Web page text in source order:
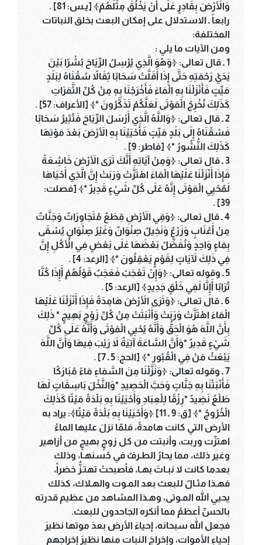
وَالأَرْضَ بِقَادِرٍ عَلَى أَنْ يَخْلُقَ مِثْلَهُمْ﴾ [يـس: 81] .
رابعاً ـ الاستدلال على إمكان البعث بخلق النباتات
المختلفة:
ومن الآيات ما يلي :
1 ـ قال تعالى: ﴿وَهُوَ الَّذِي يُرْسِلُ الرِّيَاحَ بُشْرًا بَيْنَ
يَدَيْ رَحْمَتِهِ حَتَّى إِذَا أَقَلَّتْ سَحَابًا ثِقَالاً سُقْنَاهُ لِبَلَدٍ
مَيِّتٍ فَأَنْزَلْنَا بِهِ الْمَاءَ فَأَخْرَجْنَا بِهِ مِنْ كُلِّ الثَّمَرَاتِ
كَذَلِكَ نُخْرِجُ الْمَوْتَى لَعَلَّكُمْ تَذَكَّرُونَ *﴾ [الأعراف: 57] .
2 ـ قال تعالى: ﴿وَاللَّهُ الَّذِي أَرْسَلَ الرِّيَاحَ فَتُثِيرُ سَحَابًا
فَسُقْنَاهُ إِلَى بَلَدٍ مَيِّتٍ فَأَحْيَيْنَا بِهِ الأَرْضَ بَعْدَ مَوْتِهَا
كَذَلِكَ النُّشُورُ *﴾ [فاطر: 9] .
3 ـ قال تعالى: ﴿وَمِنْ آيَاتِهِ أَنَّكَ تَرَى الأَرْضَ خَاشِعَةً
فَإِذَا أَنْزَلْنَا عَلَيْهَا الْمَاءَ اهْتَزَّتْ وَرَبَتْ إِنَّ الَّذِي أَحْيَاهَا
لَمُحْيِي الْمَوْتَى إِنَّهُ عَلَى كُلِّ شَيْءٍ قَدِيرٌ *﴾ [فصلت:
39] .
4 ـ قال تعالى: ﴿وَفِي الأَرْضِ قِطَعٌ مُتَجَاوِرَاتٌ وَجَنَّاتٌ
مِنْ أَعْنَابٍ وَزَرْعٌ وَنَخِيلٌ صِنْوَانٌ وَغَيْرُ صِنْوَانٍ يُسْقَى
بِمَاءٍ وَاحِدٍ وَنُفَضِّلُ بَعْضَهَا عَلَى بَعْضٍ فِي الأُكُلِ إِنَّ
فِي ذَلِكَ لآَيَاتٍ لِقَوْمٍ يَعْقِلُونَ *﴾ [الرعد: 4] .
5 ـ وقوله تعالى: ﴿وَإِنْ تَعْجَبْ فَعَجَبٌ قَوْلُهُمْ أَإِذَا كُنَّا
تُرَابًا أَإِنَّا لَفِي خَلْقٍ جَدِيدٍ﴾ [الرعد: 5] .
6 ـ قال تعالى: ﴿وَتَرَى الأَرْضَ هَامِدَةً فَإِذَا أَنْزَلْنَا عَلَيْهَا
الْمَاءَ اهْتَزَّتْ وَرَبَتْ وَأَنْبَتَتْ مِنْ كُلِّ زَوْجٍ بَهِيجٍ * ذَلِكَ
بِأَنَّ اللَّهَ هُوَ الْحَقُّ وَأَنَّهُ يُحْيِي الْمَوْتَى وَأَنَّهُ عَلَى كُلِّ
شَيْءٍ قَدِيرٌ *وَأَنَّ السَّاعَةَ آتِيَةٌ لاَ رَيْبَ فِيهَا وَأَنَّ اللَّهَ
يَبْعَثُ مَنْ فِي الْقُبُورِ *﴾ [الحج: 5 ـ 7] .
7 ـ وقوله تعالى: ﴿وَنَزَّلْنَا مِنَ السَّمَاءِ مَاءً مُبَارَكًا
فَأَنْبَتْنَا بِهِ جَنَّاتٍ وَحَبَّ الْحَصِيدِ *وَالنَّخْلَ بَاسِقَاتٍ لَهَا
طَلْعٌ نَضِيدٌ *رِزْقًا لِلْعِبَادِ وَأَحْيَيْنَا بِهِ بَلْدَةً مَيْتًا كَذَلِكَ
الْخُرُوجُ *﴾ [ق: 9 ـ 11] ﴿وَأَحْيَيْنَا بِهِ بَلْدَةً مَيْتًا﴾: يراد به
الأرض التي كانت هامدةً، فلمّا نزلَ عليها الماءُ
اهتزّت وربت، وأنبتت من كل زوجٍ بهيجٍ من أزاهير
وغير ذلك، مما يحارُ الطـرفُ في حُسنهـا، وذلك
بعدما كانت لا نبـاتَ بهـا، فأصبحتْ تهتـزُّ خضراً،
فهـذا مثـالٌ للبعث بعد المـوت والهـلاك، كذلك
يحيي الله المـوتى، وهـذا المشاهد من عظيم قدرته
بالحسِّ أعظمُ مما أنكره الجاحدون للبعث.
فجعل الله سبحانه، إحياءَ الأرض بعدَ موتها نظيرَ
إحياءِ الأموات، وإخراجَ النبات منها نظيرَ إخراجهم